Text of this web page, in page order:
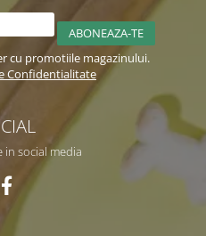
cu promotiile magazinului.
Confidentialitate
in social media